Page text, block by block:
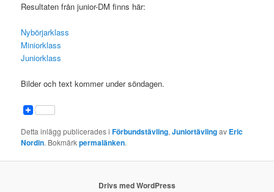
Resultaten från junior-DM finns här:
Nybörjarklass
Miniorklass
Juniorklass
Bilder och text kommer under söndagen.
Detta inlägg publicerades iFörbundstävling,Juniortävlingav Eric
Nordin. Bokmärkpermalänken.
Drivs med WordPress